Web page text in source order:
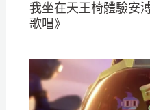
我坐在天王椅體驗安
歌唱》